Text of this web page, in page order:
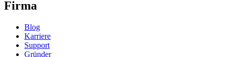
Firma
Blog
Karriere
Support
Gründer